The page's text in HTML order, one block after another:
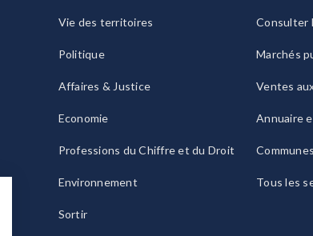
Vie des territoires
Politique
Affaires & Justice
Economie
Professions du Chiffre et du Droit
Environnement
Sortir
Consulter
Marchés
Ventes
Annuaire
Communes
Tous les